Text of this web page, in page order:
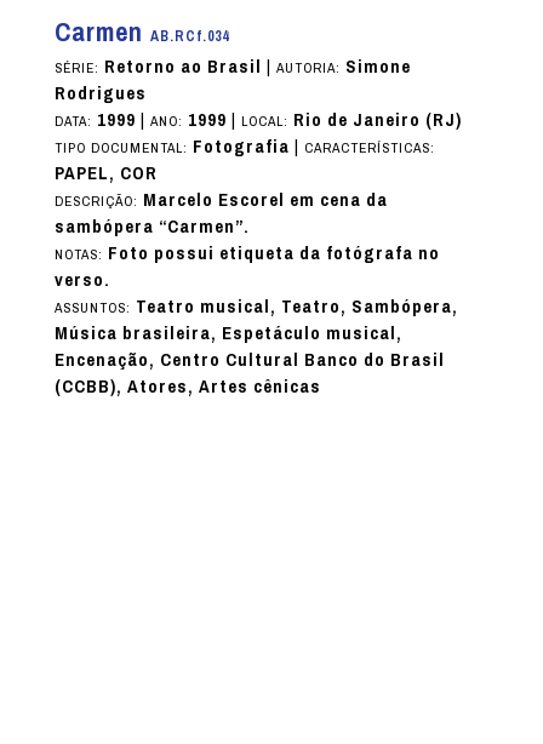
Carmen AB.RCf.034
SÉRIE: Retorno ao Brasil | AUTORIA: Simone
Rodrigues
DATA: 1999| ANO: 1999| LOCAL: Rio de Janeiro (RJ)
TIPO DOCUMENTAL: Fotografia| CARACTERÍSTICAS:
PAPEL, COR
DESCRIÇÃO: Marcelo Escorel em cena da
sambópera “Carmen”.
NOTAS: Foto possui etiqueta da fotógrafa no
verso.
ASSUNTOS: Teatro musical, Teatro, Sambópera,
Música brasileira, Espetáculo musical,
Encenação, Centro Cultural Banco do Brasil
(CCBB), Atores, Artes cênicas